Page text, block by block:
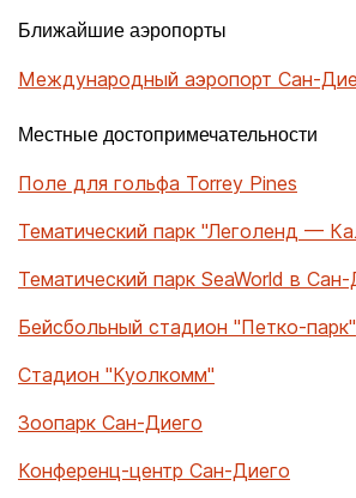
Ближайшие аэропорты
Международный аэропорт Сан-
Местные достопримечательности
Поле для гольфа Torrey Pines
Тематический парк "Леголенд —
Тематический парк SeaWorld в
Бейсбольный стадион "Петко-парк"
Стадион "Куолкомм"
Зоопарк Сан-Диего
Конференц-центр Сан-Диего